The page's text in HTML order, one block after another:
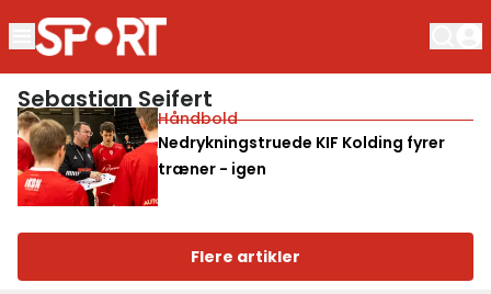
Sebastian Seifert
Håndbold
Nedrykningstruede KIF Kolding fyrer
træner - igen
Flere artikler